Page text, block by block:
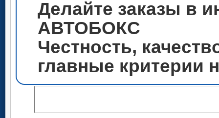
Делайте заказы в
АВТОБОКС
Честность,
главные критерии